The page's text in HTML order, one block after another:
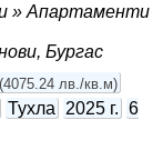
» Апартаменти
Бургас
(4075.24 лв./кв.м)
Тухла 2025 г. 6